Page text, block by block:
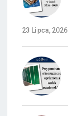
23 Lipca, 2026